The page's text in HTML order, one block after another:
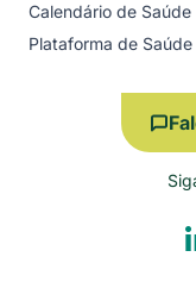
Calendário de Saúde
Plataforma de Saúde